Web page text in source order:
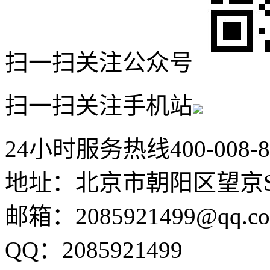
扫一扫关注公众号
扫一扫关注手机站
24小时服务热线400-008-
地址：北京市朝阳区望京
邮箱：
QQ：2085921499